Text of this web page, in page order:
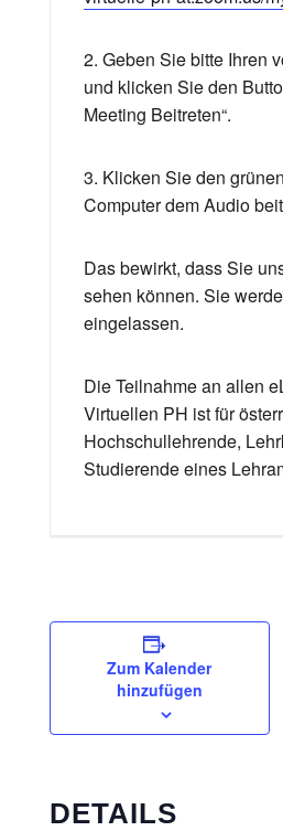
2. Geben Sie bitte Ihren
und klicken Sie den
Meeting Beitreten“.
3. Klicken Sie den
Computer dem Audio
Das bewirkt, dass Sie
sehen können. Sie
eingelassen.
Die Teilnahme an allen
Virtuellen PH ist für
Hochschullehrende,
Studierende eines
Zum Kalender
hinzufügen
DETAILS